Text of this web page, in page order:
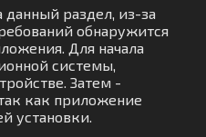
раздел, из-за
обнаружится
Для начала
системы,
Затем -
как приложение
установки.